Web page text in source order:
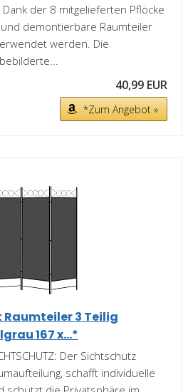
der 8 mitgelieferten Pflöcke
demontierbare Raumteiler
werden. Die
40,99 EUR
*Zum Angebot »
Raumteiler 3 Teilig
167 x...*
Der Sichtschutz
schafft individuelle